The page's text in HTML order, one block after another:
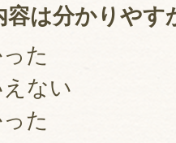
容は分かりやす
た
ない
た